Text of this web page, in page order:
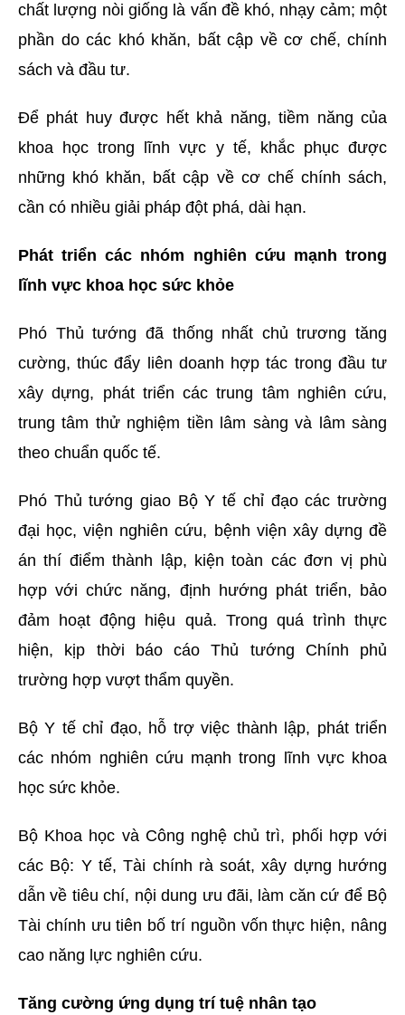
chất lượng nòi giống là vấn đề khó, nhạy cảm; một
phần do các khó khăn, bất cập về cơ chế, chính
sách và đầu tư.
Để phát huy được hết khả năng, tiềm năng của
khoa học trong lĩnh vực y tế, khắc phục được
những khó khăn, bất cập về cơ chế chính sách,
cần có nhiều giải pháp đột phá, dài hạn.
Phát triển các nhóm nghiên cứu mạnh trong
lĩnh vực khoa học sức khỏe
Phó Thủ tướng đã thống nhất chủ trương tăng
cường, thúc đẩy liên doanh hợp tác trong đầu tư
xây dựng, phát triển các trung tâm nghiên cứu,
trung tâm thử nghiệm tiền lâm sàng và lâm sàng
theo chuẩn quốc tế.
Phó Thủ tướng giao Bộ Y tế chỉ đạo các trường
đại học, viện nghiên cứu, bệnh viện xây dựng đề
án thí điểm thành lập, kiện toàn các đơn vị phù
hợp với chức năng, định hướng phát triển, bảo
đảm hoạt động hiệu quả. Trong quá trình thực
hiện, kịp thời báo cáo Thủ tướng Chính phủ
trường hợp vượt thẩm quyền.
Bộ Y tế chỉ đạo, hỗ trợ việc thành lập, phát triển
các nhóm nghiên cứu mạnh trong lĩnh vực khoa
học sức khỏe.
Bộ Khoa học và Công nghệ chủ trì, phối hợp với
các Bộ: Y tế, Tài chính rà soát, xây dựng hướng
dẫn về tiêu chí, nội dung ưu đãi, làm căn cứ để Bộ
Tài chính ưu tiên bố trí nguồn vốn thực hiện, nâng
cao năng lực nghiên cứu.
Tăng cường ứng dụng trí tuệ nhân tạo